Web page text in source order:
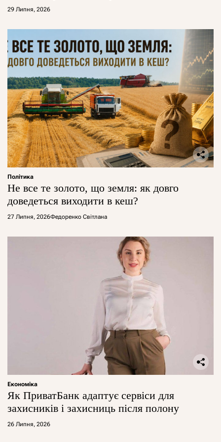
29 Липня, 2026
Політика
Не все те золото, що земля: як довго
доведеться виходити в кеш?
27 Липня, 2026Федоренко Світлана
Економіка
Як ПриватБанк адаптує сервіси для
захисників і захисниць після полону
26 Липня, 2026